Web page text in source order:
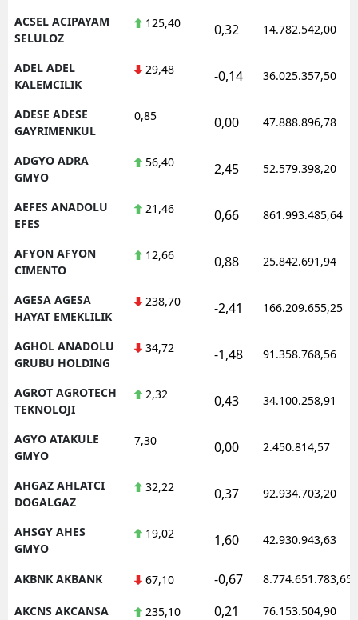
ACSEL ACIPAYAM
SELULOZ
125,40 0,32 14.782.542,00
ADEL ADEL
KALEMCILIK
29,48 -0,14 36.025.357,50
ADESE ADESE
GAYRIMENKUL
0,85 0,00 47.888.896,78
ADGYO ADRA
GMYO
56,40 2,45 52.579.398,20
AEFES ANADOLU
EFES
21,46 0,66 861.993.485,64
AFYON AFYON
CIMENTO
12,66 0,88 25.842.691,94
AGESA AGESA
HAYAT EMEKLILIK
238,70 -2,41 166.209.655,25
AGHOL ANADOLU
GRUBU HOLDING
34,72 -1,48 91.358.768,56
AGROT AGROTECH
TEKNOLOJI
2,32 0,43 34.100.258,91
AGYO ATAKULE
GMYO
7,30 0,00 2.450.814,57
AHGAZ AHLATCI
DOGALGAZ
32,22 0,37 92.934.703,20
AHSGY AHES
GMYO
19,02 1,60 42.930.943,63
AKBNK AKBANK 67,10 -0,67 8.774.651.783,65
AKCNS AKCANSA 235,10 0,21 76.153.504,90